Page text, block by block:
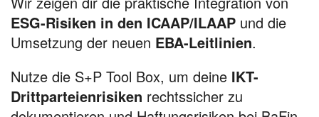
ESG-Risiken in den ICAAP/ILAAP und die
Umsetzung der neuen EBA-Leitlinien.
Nutze die S+P Tool Box, um deine IKT-
Drittparteienrisiken rechtssicher zu